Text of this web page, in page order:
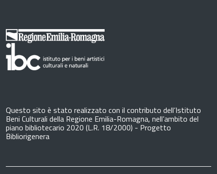
Questo sito è stato realizzato con il contributo dell’Istituto
Beni Culturali della Regione Emilia-Romagna, nell’ambito del
piano bibliotecario 2020 (L.R. 18/2000) - Progetto
Bibliorigenera